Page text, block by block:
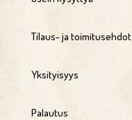
Tilaus- ja toimitusehdot
Yksityisyys
Palautus